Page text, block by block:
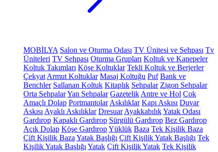
MOBİLYA Salon ve Oturma Odası TV Ünitesi ve Sehpası Tv
Üniteleri TV Sehpası Oturma Grupları Koltuk ve Kanepeler
Koltuk Takımları Köşe Koltuklar Tekli Koltuk ve Berjerler
Çekyat Armut Koltuklar Masaj Koltuğu Puf Bank ve
Benchler Sallanan Koltuk Kitaplık Sehpalar Zigon Sehpalar
Orta SehpalarYan Sehpalar Gazetelik Antre ve Hol Çok
Amaçlı Dolap Portmantolar Askılıklar Kapı Askısı Duvar
Askısı Ayaklı Askılıklar Dresuar AyakkabılıkYatak Odası
Gardırop Kapaklı Gardırop Sürgülü Gardırop Bez Gardırop
Açık Dolap Köşe GardıropYüklük Baza Tek Kişilik Baza
Çift Kişilik Baza Yatak Başlığı Çift Kişilik Yatak Başlığı Tek
Kişilik Yatak Başlığı Yatak Çift Kişilik Yatak Tek Kişilik